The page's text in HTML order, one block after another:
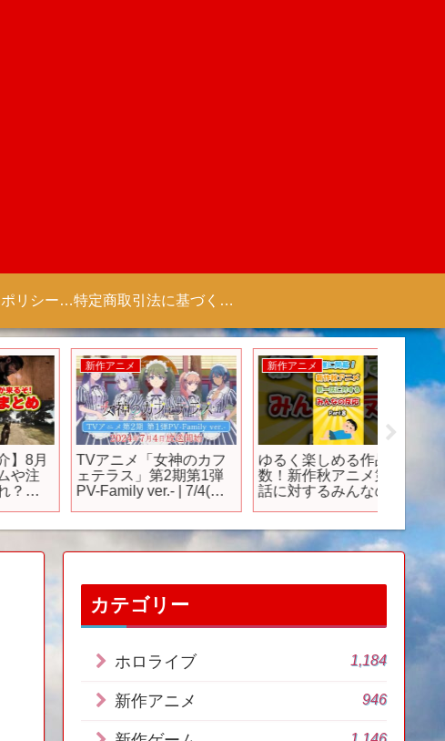
プライバシーポリシー 【Colorful Creation】 特定商取引法に基づく表記（商取引に関する開示）
新作アニメ
TVアニメ「女神のカフ
ェテラス」第2期第1弾
PV-Family ver.- | 7/4(木)
新作アニメ
ゆるく楽しめる作品多
数！新作秋アニメ第１
話に対するみんなの反
2024.7
カテゴリー
ホロライブ 1,184
新作アニメ 946